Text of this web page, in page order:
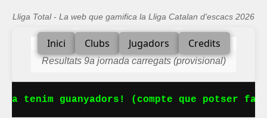
Lliga Total - La web que gamifica la Lliga Catalan d'escacs 2026
Inici Clubs Jugadors Credits
Resultats 9a jornada carregats (provisional)
tenim guanyadors! (compte que potser